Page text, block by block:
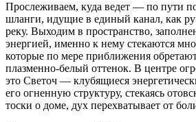
Прослеживаем, куда ведет — по пути
шланги, идущие в единый канал, как
реку. Выходим в пространство,
энергией, именно к нему стекаются
которые по мере приближения
плазменно-белый оттенок. В центре
это Светоч — клубящиеся
его огненную структуру, стекаясь
тоски о доме, дух перехватывает от